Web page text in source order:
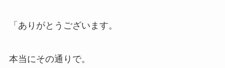
「ありがとうございます。
本当にその通りで。